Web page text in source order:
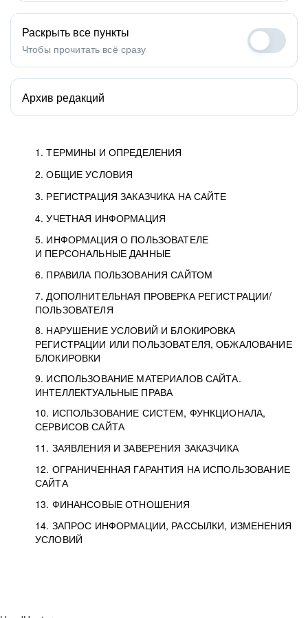
1. ТЕРМИНЫ И ОПРЕДЕЛЕНИЯ
2. ОБЩИЕ УСЛОВИЯ
3. РЕГИСТРАЦИЯ ЗАКАЗЧИКА НА САЙТЕ
4. УЧЕТНАЯ ИНФОРМАЦИЯ
5. ИНФОРМАЦИЯ О ПОЛЬЗОВАТЕЛЕ
И ПЕРСОНАЛЬНЫЕ ДАННЫЕ
6. ПРАВИЛА ПОЛЬЗОВАНИЯ САЙТОМ
7. ДОПОЛНИТЕЛЬНАЯ ПРОВЕРКА РЕГИСТРАЦИИ/
ПОЛЬЗОВАТЕЛЯ
8. НАРУШЕНИЕ УСЛОВИЙ И БЛОКИРОВКА
РЕГИСТРАЦИИ ИЛИ ПОЛЬЗОВАТЕЛЯ, ОБЖАЛОВАНИЕ
БЛОКИРОВКИ
9. ИСПОЛЬЗОВАНИЕ МАТЕРИАЛОВ САЙТА.
ИНТЕЛЛЕКТУАЛЬНЫЕ ПРАВА
10. ИСПОЛЬЗОВАНИЕ СИСТЕМ, ФУНКЦИОНАЛА,
СЕРВИСОВ САЙТА
11. ЗАЯВЛЕНИЯ И ЗАВЕРЕНИЯ ЗАКАЗЧИКА
12. ОГРАНИЧЕННАЯ ГАРАНТИЯ НА ИСПОЛЬЗОВАНИЕ
САЙТА
13. ФИНАНСОВЫЕ ОТНОШЕНИЯ
14. ЗАПРОС ИНФОРМАЦИИ, РАССЫЛКИ, ИЗМЕНЕНИЯ
УСЛОВИЙ
Раскрыть все пункты
Чтобы прочитать всё сразу
Архив редакций